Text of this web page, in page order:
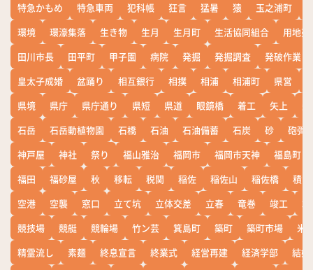
特急かもめ
特急車両 犯科帳 狂言 猛暑 猿 玉之浦町
環境
環濠集落 生き物 生月 生月町 生活協同組合
用地売
田川市長
田平町 甲子園 病院 発掘 発掘調査
発破作業
皇太子成婚
盆踊り 相互銀行 相撲 相浦 相浦町 県営
県境
県庁 県庁通り 県短 県道 眼鏡橋 着工 矢上
石岳
石岳動植物園 石橋 石油 石油備蓄 石炭 砂
砲弾
神戸屋
神社 祭り 福山雅治 福岡市 福岡市天神
福島町
福田
福砂屋 秋 移転 税関 稲佐 稲佐山 稲佐橋
積雪
空港
空襲 窓口 立て坑 立体交差 立春 竜巻 竣工
競技場
競艇 競輪場 竹ン芸 箕島町 築町 築町市場
米
精霊流し
素麺 終息宣言 終業式 経営再建 経済学部
結婚